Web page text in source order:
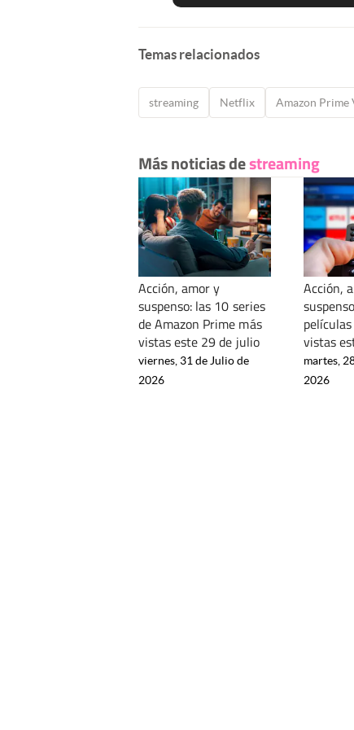
Temas relacionados
streaming Netflix Amazon Prime
Más noticias destreaming
Acción, amor y
suspenso: las 10 series
de Amazon Prime más
vistas este 29 de julio
viernes, 31 de Julio de
2026
Acción,
vistas
martes,
2026